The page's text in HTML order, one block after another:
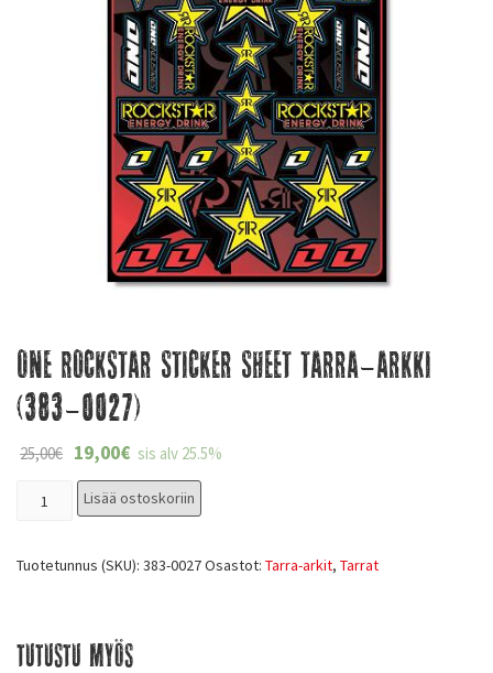
One Rockstar Sticker Sheet tarra-arkki
(383-0027)
25,00€ 19,00€ sis alv 25.5%
Lisää ostoskoriin
Tuotetunnus (SKU): 383-0027Osastot: Tarra-arkit, Tarrat
Tutustu myös